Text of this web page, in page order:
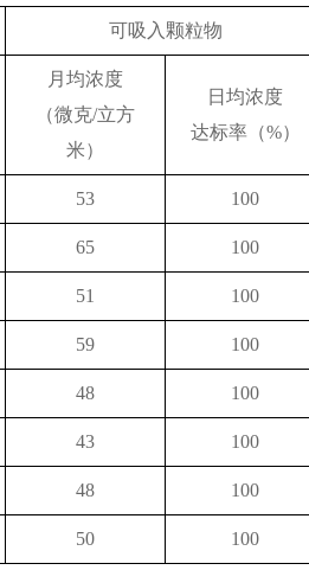
可吸入颗粒物
月均浓度
（微克/立方
米）
日均浓度
达标率（%）
53 100
65 100
51 100
59 100
48 100
43 100
48 100
50 100